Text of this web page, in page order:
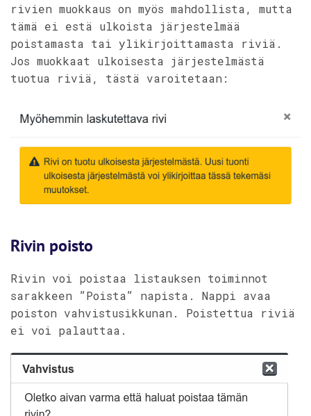
rivien muokkaus on myös mahdollista, mutta
tämä ei estä ulkoista järjestelmää
poistamasta tai ylikirjoittamasta riviä.
Jos muokkaat ulkoisesta järjestelmästä
tuotua riviä, tästä varoitetaan:
Rivin poisto
Rivin voi poistaa listauksen toiminnot
sarakkeen ”Poista” napista. Nappi avaa
poiston vahvistusikkunan. Poistettua riviä
ei voi palauttaa.